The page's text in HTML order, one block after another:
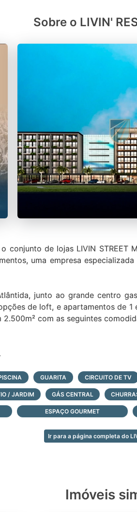
Sobre o LIVIN'
o conjunto de lojas LIVIN
uma empresa
junto ao grande centro
de loft, e apartamentos de
com as seguintes
olímpica descoberta
comercial Inspirado na rua
GUARITA CIRCUITO DE TV
/ JARDIM GÁS CENTRAL
ESPAÇO GOURMET
Ir para a página completa do
Imóveis